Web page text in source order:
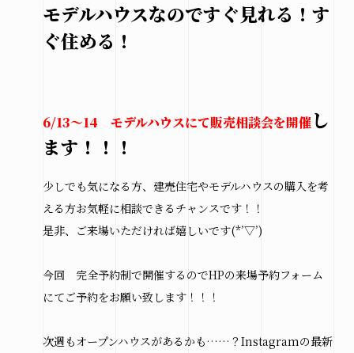
モデルハウスなのですぐ見れる！す
ぐ住める！
6/13～14 モデルハウスにて販売相談会を開催し
ます！！！
少しでも気になる方、建売住宅やモデルハウスの購入を考
える方お気軽に相談できるチャンスです！！
是非、ご来場いただければ嬉しいです(*’▽’)
今回 完全予約制で開催するのでHPの来場予約フォーム
にてご予約をお願い致します！！！
次週もオープンハウスがあるかも……？Instagramの最新